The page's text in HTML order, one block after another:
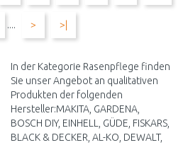
.... > >|
In der Kategorie Rasenpflege finden
Sie unser Angebot an qualitativen
Produkten der folgenden
Hersteller:MAKITA, GARDENA,
BOSCH DIY, EINHELL, GÜDE, FISKARS,
BLACK & DECKER, AL-KO, DEWALT,